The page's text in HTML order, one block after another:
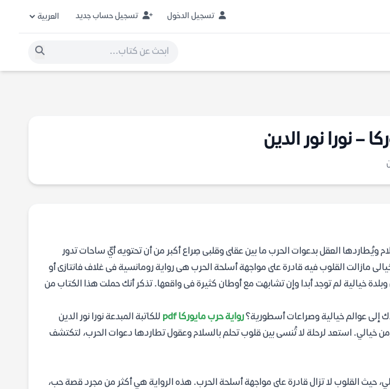
تسجيل الدخول تسجيل حساب جديد
– نورا نور الدين
ويُطاردها العقل بدعوات الحرب ما بين عقلى وقلبى صِراع أكبر من أن تحتويه أيّ ساحات تدور
مازالت القلوب فيه قادرة على مواجهة أسلحة الحرب هى رواية رومانسية فى غلاف فانتازى أو
خيالية لم توجد أبدا وإن تشابهت مع أوطان كثيرة فى واقعها. تذكر أنك حملت هذا الكتاب من
إلى عوالم خيالية وصراعات أسطورية؟رواية حرب مايوركا pdf
للكاتبة المبدعة نورا نور الدين
خيالي. استعد لرحلة لا تُنسى بين قلوب تحلم بالسلام وعقول تطاردها دعوات الحرب، لتكتشف
حيث القلوب لا تزال قادرة على مواجهة أسلحة الحرب. هذه الرواية هي أكثر من مجرد قصة حب،